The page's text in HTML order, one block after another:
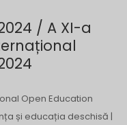
/ A XI-a
Open Education
și educația deschisă |